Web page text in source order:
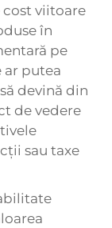
cost viitoare
în
pe
putea
devină din
de vedere
sau taxe